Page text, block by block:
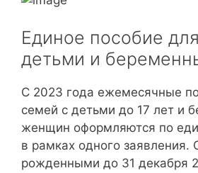
Единое пособие
детьми и
С 2023 года ежемесячные
семей с детьми до 17 лет и
женщин оформляются по
в рамках одного заявления.
рожденными до 31 декабря